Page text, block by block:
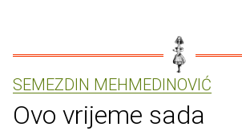
SEMEZDIN MEHMEDINOVIĆ
Ovo vrijeme sada